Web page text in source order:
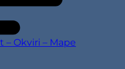
– Okviri – Mape